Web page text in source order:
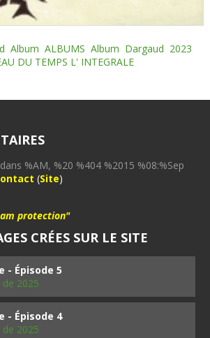
Album ALBUMS Album Dargaud 2023
DU TEMPS L' INTEGRALE
dans %AM, %20 %404 %2015 %08:%Sep
(Site)
protection"
CRÉES SUR LE SITE
- Épisode 5
2025
- Épisode 4
2025